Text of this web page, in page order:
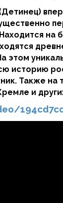
на
этом
историю
Также
и